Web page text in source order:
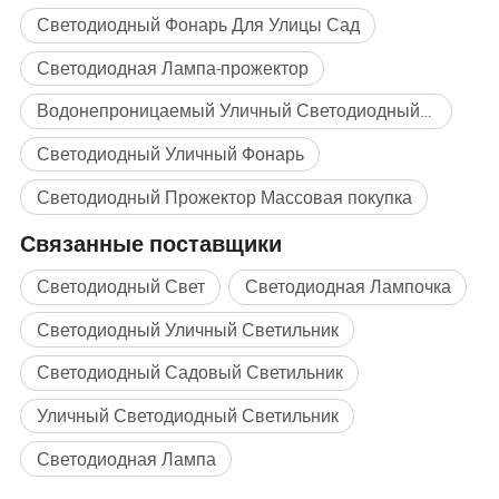
условиях, в частности в промышленной
среде.
Здесь вы можете увидеть, как наш перелет
наводнения был разработан для того,
чтобы выдерживать самые экстремальные
промышленные условия, а система
терморегулирования создала прожектор
для самых требовательных условий
окружающей среды.
Светодиодный Фонарь Для Улицы Сад
Светодиодная Лампа-прожектор
Водонепроницаемый Уличный Светодиодный Прожектор
Светодиодный Уличный Фонарь
Светодиодный Прожектор Массовая покупка
Связанные поставщики
Светодиодный Свет
Светодиодная Лампочка
Светодиодный Уличный Светильник
Светодиодный Садовый Светильник
Уличный Светодиодный Светильник
Светодиодная Лампа